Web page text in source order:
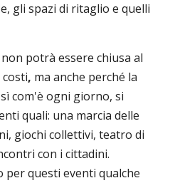
gli spazi di ritaglio e quelli
potrà essere chiusa al
, ma anche perché la
com'è ogni giorno, si
quali: una marcia delle
giochi collettivi, teatro di
con i cittadini.
per questi eventi qualche